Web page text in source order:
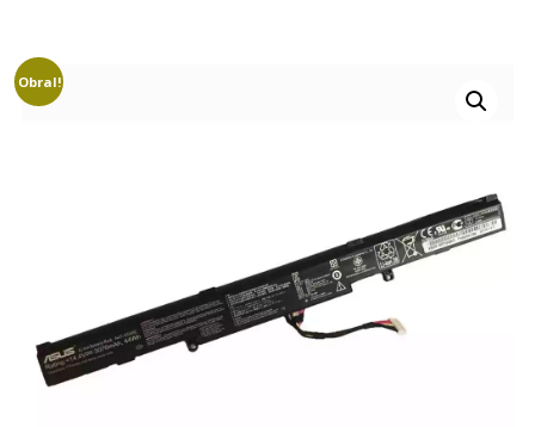
Obral!